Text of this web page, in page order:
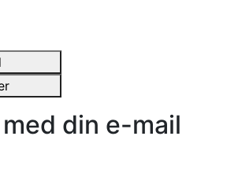
din e-mail